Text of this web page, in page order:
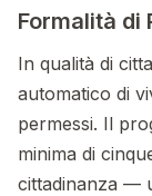
Formalità di
In qualità di
automatico di
permessi. Il
minima di
cittadinanza —